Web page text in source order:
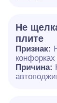
Не
плите
Признак:
Причина: